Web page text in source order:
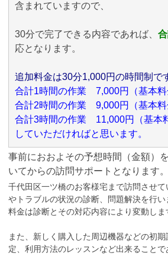
含まれていますので、
30分で完了できる内容であれば、
応となります。
追加料金は30分1,000円の時間制で
合計1時間の作業 7,000円（基本料
合計2時間の作業 9,000円（基本料
合計3時間の作業 11,000円（基本
していただければと思います。
事前におおよその予想時間（金額）
いてからの訪問サポートとなります。
千代田区一ツ橋のお客様宅まで訪問させ
やトラブルの状況の診断、問題解決を行い
料金は診断とその対応内容により変動しま
また、新しく購入した周辺機器などの初
定、利用方法のレッスンなど出来ること